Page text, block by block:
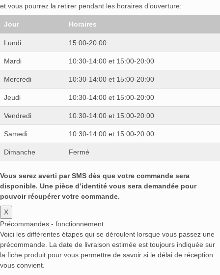
et vous pourrez la retirer pendant les horaires d’ouverture:
Jour Horaires
Lundi 15:00-20:00
Mardi 10:30-14:00 et 15:00-20:00
Mercredi 10:30-14:00 et 15:00-20:00
Jeudi 10:30-14:00 et 15:00-20:00
Vendredi 10:30-14:00 et 15:00-20:00
Samedi 10:30-14:00 et 15:00-20:00
Dimanche Fermé
Vous serez averti par SMS dès que votre commande sera
disponible. Une pièce d’identité vous sera demandée pour
pouvoir récupérer votre commande.
X
Précommandes - fonctionnement
Voici les différentes étapes qui se déroulent lorsque vous passez une
précommande. La date de livraison estimée est toujours indiquée sur
la fiche produit pour vous permettre de savoir si le délai de réception
vous convient.